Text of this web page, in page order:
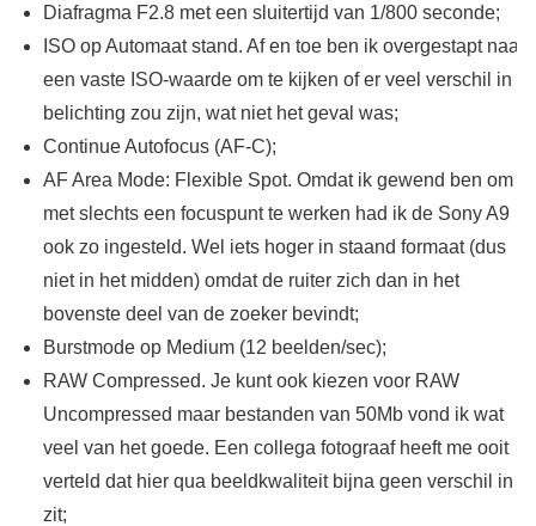
Diafragma F2.8 met een sluitertijd van 1/800 seconde;
ISO op Automaat stand. Af en toe ben ik overgestapt naar
een vaste ISO-waarde om te kijken of er veel verschil in
belichting zou zijn, wat niet het geval was;
Continue Autofocus (AF-C);
AF Area Mode: Flexible Spot. Omdat ik gewend ben om
met slechts een focuspunt te werken had ik de Sony A9
ook zo ingesteld. Wel iets hoger in staand formaat (dus
niet in het midden) omdat de ruiter zich dan in het
bovenste deel van de zoeker bevindt;
Burstmode op Medium (12 beelden/sec);
RAW Compressed. Je kunt ook kiezen voor RAW
Uncompressed maar bestanden van 50Mb vond ik wat
veel van het goede. Een collega fotograaf heeft me ooit
verteld dat hier qua beeldkwaliteit bijna geen verschil in
zit;